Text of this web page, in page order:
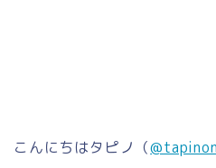
こんにちはタピノ（